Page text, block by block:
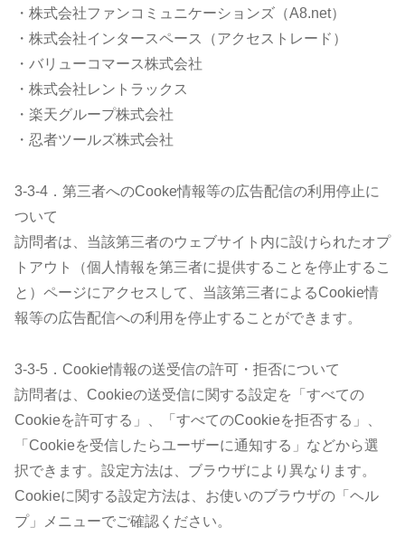
・株式会社ファンコミュニケーションズ（A8.net）
・株式会社インタースペース（アクセストレード）
・バリューコマース株式会社
・株式会社レントラックス
・楽天グループ株式会社
・忍者ツールズ株式会社
3-3-4．第三者へのCooke情報等の広告配信の利用停止に
ついて
訪問者は、当該第三者のウェブサイト内に設けられたオプ
トアウト（個人情報を第三者に提供することを停止するこ
と）ページにアクセスして、当該第三者によるCookie情
報等の広告配信への利用を停止することができます。
3-3-5．Cookie情報の送受信の許可・拒否について
訪問者は、Cookieの送受信に関する設定を「すべての
Cookieを許可する」、「すべてのCookieを拒否する」、
「Cookieを受信したらユーザーに通知する」などから選
択できます。設定方法は、ブラウザにより異なります。
Cookieに関する設定方法は、お使いのブラウザの「ヘル
プ」メニューでご確認ください。